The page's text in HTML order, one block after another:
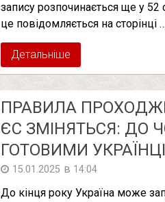
запису розпочинається ще у
це повідомляється на сторінці …
Детальніше
ПРАВИЛА
ЄС ЗМІНЯТЬСЯ: ДО
ГОТОВИМИ УКРАЇНЦІ
15.01.2025 в 14:04
До кінця року Україна може